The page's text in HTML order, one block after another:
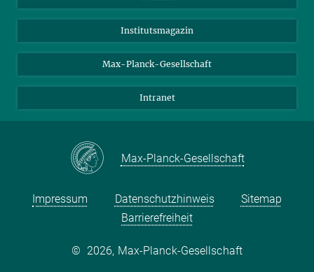
Schulen
Studierende
Facebook
YouTube
Institutsmagazin
Max-Planck-Gesellschaft
Intranet
Max-Planck-Gesellschaft
Impressum Datenschutzhinweis
Sitemap
Barrierefreiheit
© 2026, Max-Planck-Gesellschaft